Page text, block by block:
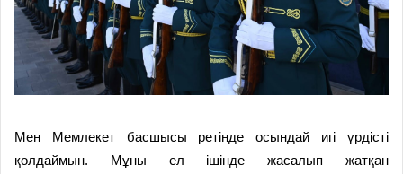
Мен Мемлекет басшысы ретінде осындай игі үрдісті
қолдаймын. Мұны ел ішінде жасалып жатқан